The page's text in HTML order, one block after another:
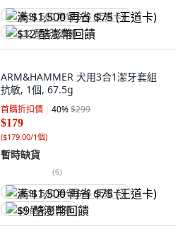
满 $1,500 再省 $75 (王道卡)
$12 酷澎幣回饋
ARM&HAMMER 犬用3合1潔牙套組
抗敏, 1個, 67.5g
首購折扣價 40%$299
$179
($179.00/1個)
暫時缺貨
(6)
满 $1,500 再省 $75 (王道卡)
$9 酷澎幣回饋